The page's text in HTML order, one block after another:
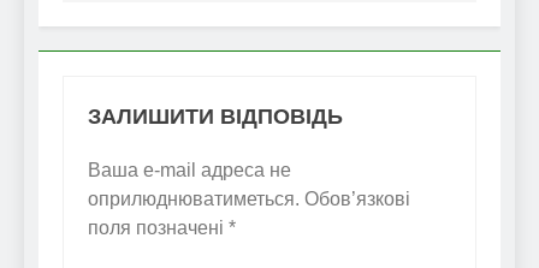
ЗАЛИШИТИ ВІДПОВІДЬ
Ваша e-mail адреса не
оприлюднюватиметься. Обов’язкові
поля позначені *